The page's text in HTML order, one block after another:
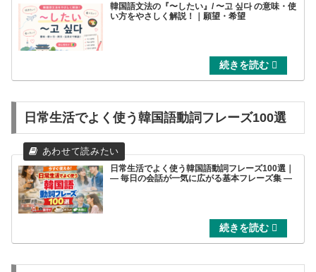
韓国語文法の『〜したい』/ 〜고 싶다 の意味・使
い方をやさしく解説！｜願望・希望
日常生活でよく使う韓国語動詞フレーズ100選
日常生活でよく使う韓国語動詞フレーズ100選｜
― 毎日の会話が一気に広がる基本フレーズ集 ―